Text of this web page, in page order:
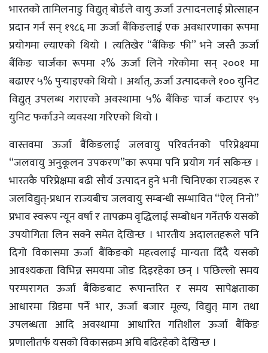
भारतको तामिलनाडु विद्युत् बोर्डले वायु ऊर्जा उत्पादनलाई प्रोत्साहन
प्रदान गर्न सन् १९८६ मा ऊर्जा बैंकिङलाई एक अवधारणाका रूपमा
प्रयोगमा ल्याएको थियो । त्यतिखेर “बैंकिङ फी” भने जस्तै ऊर्जा
बैंकिङ चार्जका रूपमा २% ऊर्जा लिने गरेकोमा सन् २००१ मा
बढाएर ५% पुर्‍याइएको थियो । अर्थात्, ऊर्जा उत्पादकले १०० युनिट
विद्युत् उपलब्ध गराएको अवस्थामा ५% बैंकिङ चार्ज कटाएर ९५
युनिट फर्काउने व्यवस्था गरिएको थियो ।
वास्तवमा ऊर्जा बैंकिङलाई जलवायु परिवर्तनको परिप्रेक्ष्यमा
“जलवायु अनुकूलन उपकरण”का रूपमा पनि प्रयोग गर्न सकिन्छ ।
भारतकै परिप्रेक्षमा बढी सौर्य उत्पादन हुने भनी चिनिएका राज्यहरू र
जलविद्युत्-प्रधान राज्यबीच जलवायु सम्बन्धी सम्भावित “ऐल् निनो”
प्रभाव स्वरूप न्यून वर्षा र तापक्रम वृद्धिलाई सम्बोधन गर्नेतर्फ यसको
उपयोगिता लिन सक्ने समेत देखिन्छ । भारतीय अदालतहरूले पनि
दिगो विकासमा ऊर्जा बैंकिङको महत्त्वलाई मान्यता दिँदै यसको
आवश्यकता विभिन्न समयमा जोड दिइरहेका छन् । पछिल्लो समय
परम्परागत ऊर्जा बैंकिङबाट रूपान्तरित र समय सापेक्षताका
आधारमा ग्रिडमा पर्ने भार, ऊर्जा बजार मूल्य, विद्युत् माग तथा
उपलब्धता आदि अवस्थामा आधारित गतिशील ऊर्जा बैंकिङ
प्रणालीतर्फ यसको विकासक्रम अघि बढिरहेको देखिन्छ ।